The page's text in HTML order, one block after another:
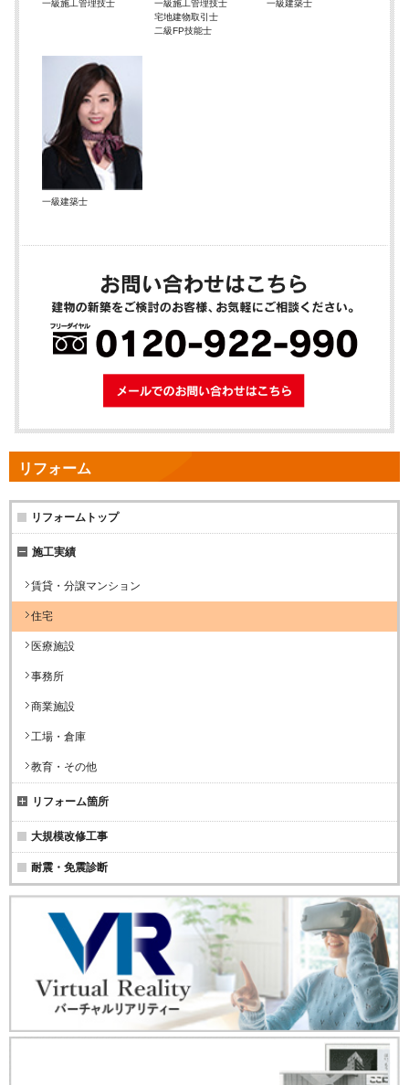
一級施工管理技士
一級施工管理技士
宅地建物取引士
二級FP技能士
一級建築士
一級建築士
メールでのお
リフォーム
リフォームトップ
施工実績
賃貸・分譲マンション
住宅
医療施設
事務所
商業施設
工場・倉庫
教育・その他
リフォーム箇所
大規模改修工事
耐震・免震診断